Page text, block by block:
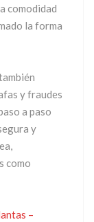
comodidad
la forma
y fraudes
a paso
y
como
–